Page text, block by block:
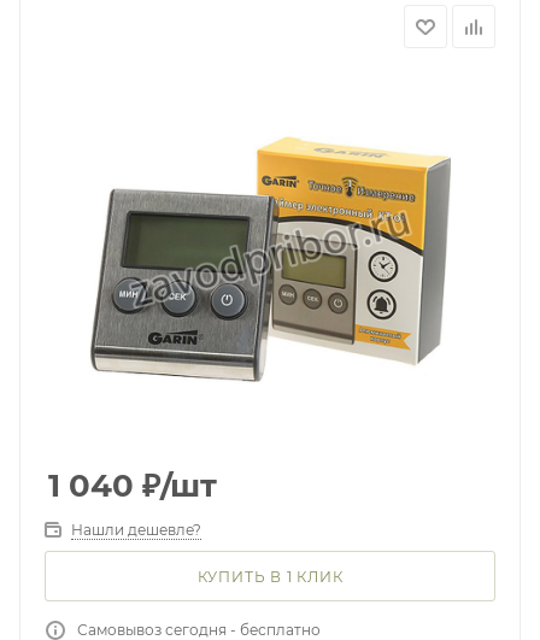
1 040 ₽/шт
Нашли дешевле?
КУПИТЬ В 1 КЛИК
Самовывоз сегодня - бесплатно